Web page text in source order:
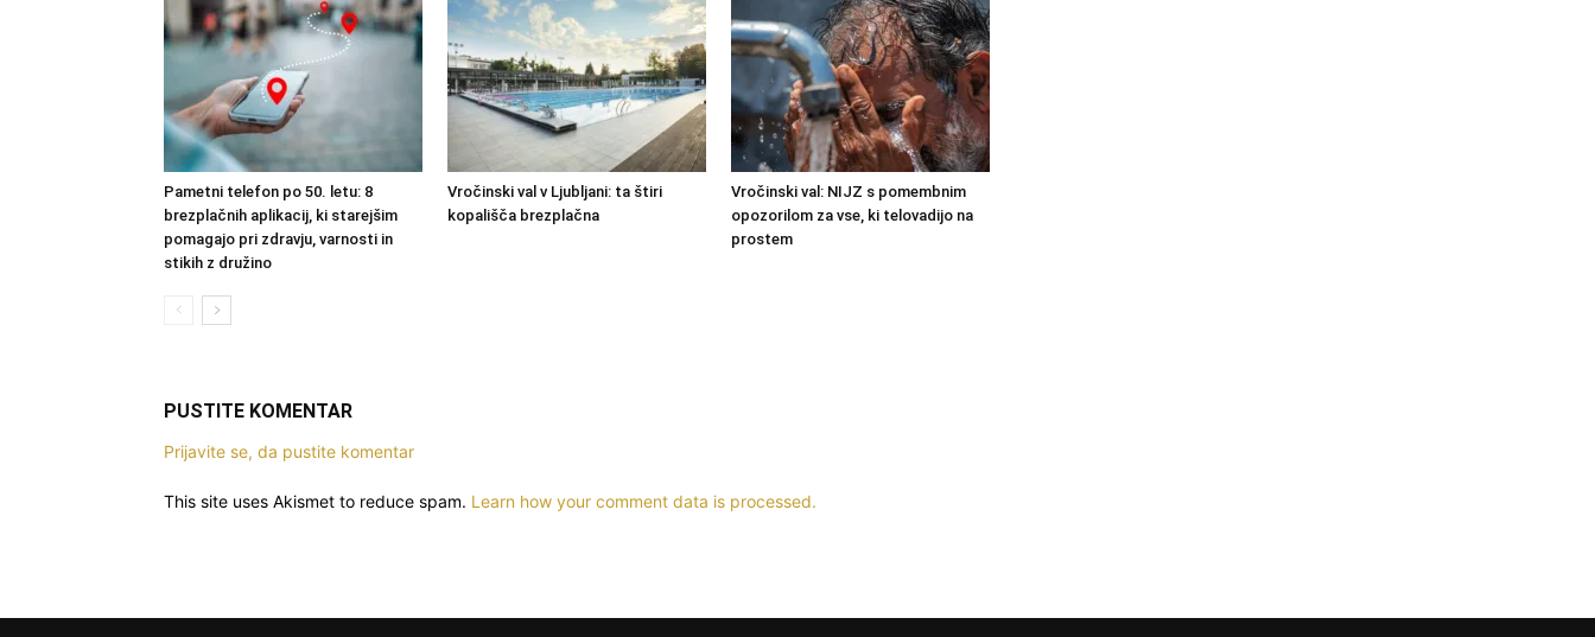
Pametni telefon po 50. letu: 8
brezplačnih aplikacij, ki starejšim
pomagajo pri zdravju, varnosti in
stikih z družino
Vročinski val v Ljubljani: ta štiri
kopališča brezplačna
Vročinski val: NIJZ s pomembnim
opozorilom za vse, ki telovadijo na
prostem
PUSTITE KOMENTAR
Prijavite se, da pustite komentar
This site uses Akismet to reduce spam. Learn how your comment data is processed.